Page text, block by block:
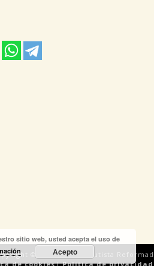
© 2018 Iglesia Bautista
de cookies|Política de privacidad
sitio web, usted acepta el uso de
Acepto